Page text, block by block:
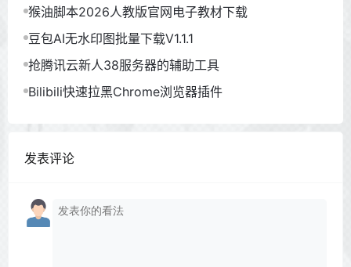
猴油脚本2026人教版官网电子教材下载
豆包AI无水印图批量下载V1.1.1
抢腾讯云新人38服务器的辅助工具
Bilibili快速拉黑Chrome浏览器插件
发表评论